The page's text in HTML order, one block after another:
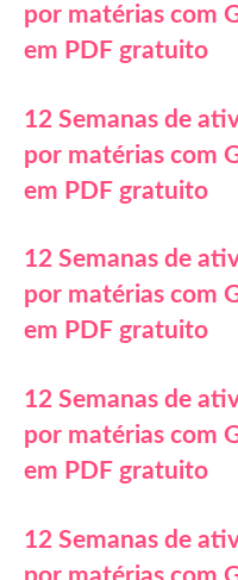
por matérias com
em PDF gratuito
12 Semanas de
por matérias com
em PDF gratuito
12 Semanas de
por matérias com
em PDF gratuito
12 Semanas de
por matérias com
em PDF gratuito
12 Semanas de